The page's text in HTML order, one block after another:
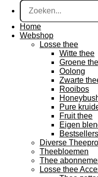
Home
Webshop
Losse thee
Witte thee
Groene
Oolong
Zwarte
Rooibos
Pure
Fruit thee
Eigen
Bestsellers
Diverse
Theebloemen
Thee
Losse thee